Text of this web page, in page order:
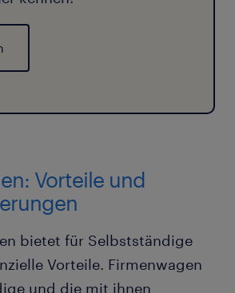
Vorteile und
bietet für Selbstständige
Vorteile. Firmenwagen
und die mit ihnen